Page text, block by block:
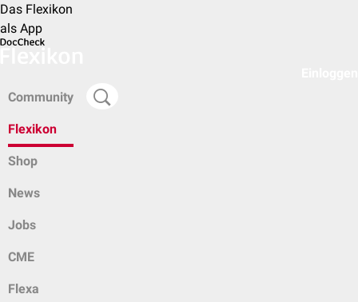
Das Flexikon
als App
Community
Flexikon
Shop
News
Jobs
CME
Flexa